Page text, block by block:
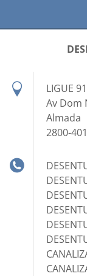
LIGUE
Av Dom
Almada
2800-401